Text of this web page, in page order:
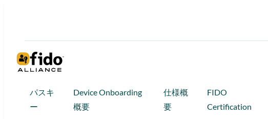
パスキ
ー
Device Onboarding
概要
仕様概
要
FIDO
Certification